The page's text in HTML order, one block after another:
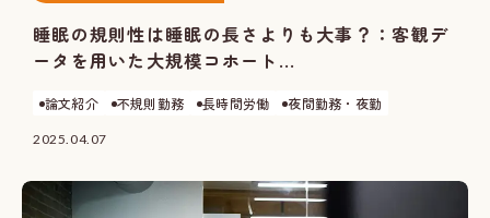
睡眠の規則性は睡眠の長さよりも大事？：客観デ
ータを用いた大規模コホート...
論文紹介 不規則勤務 長時間労働 夜間勤務・夜勤
2025.04.07